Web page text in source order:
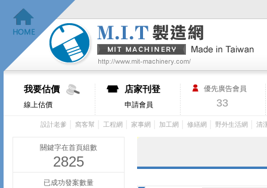
我要估價
線上估價
店家刊登
申請會員
優先廣告會員
33
設計老爹 窩客幫 工程網 家事網 加工網 修繕網 野外生活網 清
關鍵字在首頁組數
2825
已成功發案數量